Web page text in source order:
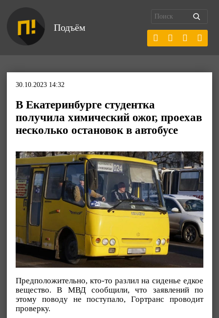
Подъём
30.10.2023 14:32
В Екатеринбурге студентка
получила химический ожог, проехав
несколько остановок в автобусе
Предположительно, кто-то разлил на сиденье едкое
вещество. В МВД сообщили, что заявлений по
этому поводу не поступало, Гортранс проводит
проверку.